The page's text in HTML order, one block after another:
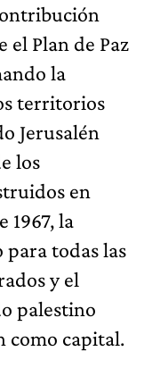
el Plan de Paz
la
territorios
Jerusalén
los
en
1967, la
todas las
y el
palestino
como capital.